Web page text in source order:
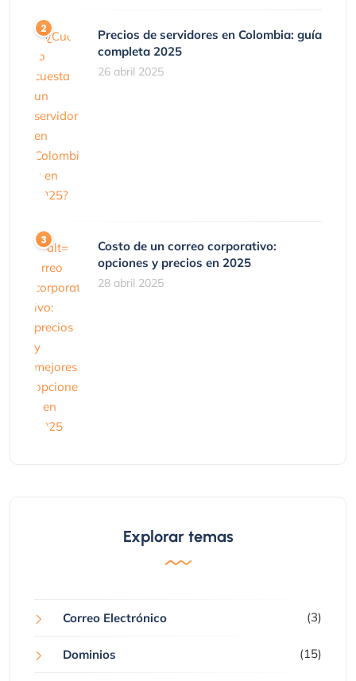
Precios de servidores en Colombia: guía
completa 2025
26 abril 2025
Costo de un correo corporativo:
opciones y precios en 2025
28 abril 2025
Explorar temas
Correo Electrónico (3)
Dominios (15)